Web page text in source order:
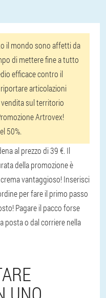
il mondo sono affetti da
di mettere fine a tutto
efficace contro il
articolazioni
vendita sul territorio
Artrovex!
50%.
al prezzo di 39 €. Il
della promozione è
vantaggioso! Inserisci
per fare il primo passo
Pagare il pacco forse
posta o dal corriere nella